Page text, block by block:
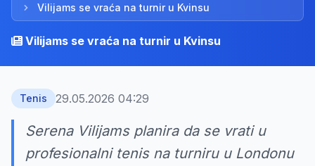
Vilijams se vraća na turnir u Kvinsu
Vilijams se vraća na turnir u Kvinsu
Tenis 29.05.2026 04:29
Serena Vilijams planira da se vrati u
profesionalni tenis na turniru u Londonu